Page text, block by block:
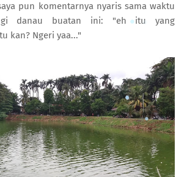
pun komentarnya nyaris sama waktu
danau buatan ini: "eh itu yang
kan? Ngeri yaa..."